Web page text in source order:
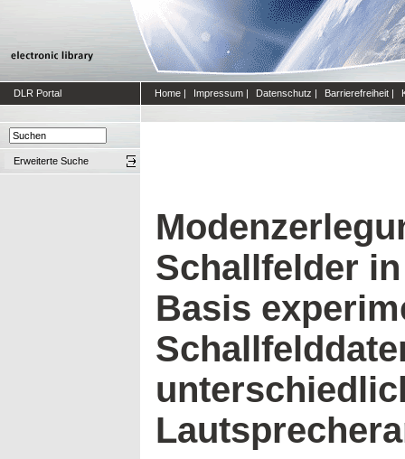
DLR Portal Home | Impressum | Datenschutz | Barrierefreiheit |
Erweiterte Suche
Schallfelder
Basis